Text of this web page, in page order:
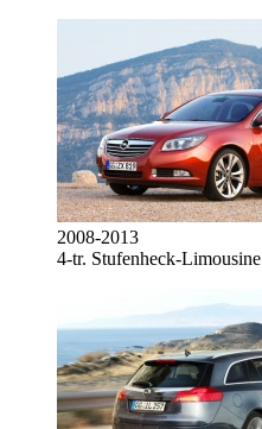
2008-2013
4-tr. Stufenheck-Limousine